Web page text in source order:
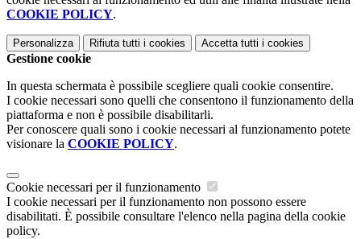
COOKIE POLICY.
Personalizza Rifiuta tutti i cookies Accetta tutti i cookies
Gestione cookie
In questa schermata è possibile scegliere quali cookie consentire.
I cookie necessari sono quelli che consentono il funzionamento della
piattaforma e non è possibile disabilitarli.
Per conoscere quali sono i cookie necessari al funzionamento potete
visionare la COOKIE POLICY.
Cookie necessari per il funzionamento
I cookie necessari per il funzionamento non possono essere
disabilitati. È possibile consultare l'elenco nella pagina della cookie
policy.